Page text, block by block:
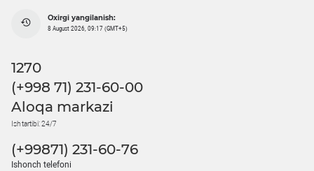
Oxirgi yangilanish:
8 August 2026, 09:17 (GMT+5)
1270
(+998 71) 231-60-00
Aloqa markazi
Ish tartibi: 24/7
(+99871) 231-60-76
Ishonch telefoni